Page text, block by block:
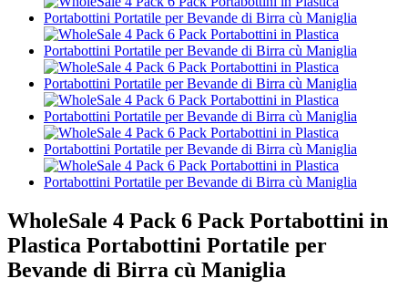
WholeSale 4 Pack 6 Pack Portabottini in
Plastica Portabottini Portatile per
Bevande di Birra cù Maniglia